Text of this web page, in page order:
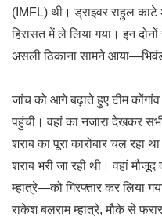
(IMFL) थी। ड्राइवर राहुल
हिरासत में ले लिया गया। इन
असली ठिकाना सामने
जांच को आगे बढ़ाते हुए टीम
पहुंची। वहां का नजारा देखकर
शराब का पूरा कारोबार चल रहा
शराब भरी जा रही थी। वहां
म्हात्रे—को गिरफ्तार कर लिया
राकेश बलराम म्हात्रे, मौके से